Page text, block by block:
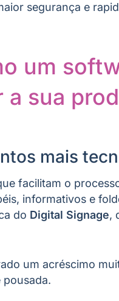
segurança e
um
a sua
mais
facilitam o
informativos e
do Digital Signage,
um acréscimo
pousada.